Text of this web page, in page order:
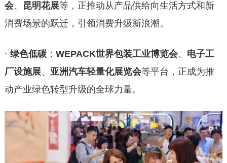
会、 昆明花展等，正推动从产品供给向生活方式和新
消费场景的跃迁，引领消费升级新浪潮。
· 绿色低碳： WEPACK世界包装工业博览会、 电子工
厂设施展、 亚洲汽车轻量化展览会等平台，正成为推
动产业绿色转型升级的全球力量。